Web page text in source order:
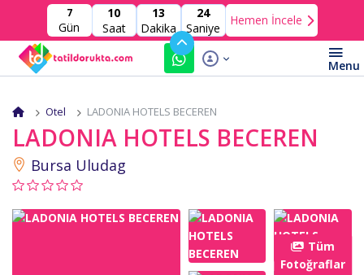
7
Gün
10
Saat
13
Dakika
23
Saniye
Hemen İncele
Otel LADONIA HOTELS BECEREN
LADONIA HOTELS BECEREN
Bursa Uludag
Tüm
Fotoğraflar